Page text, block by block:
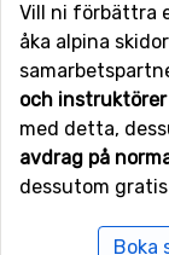
kilometer från
skidorter som
Selva Val
Vill ni förbättra
åka alpina
och instruktörer
med detta,
avdrag på
dessutom
Boka